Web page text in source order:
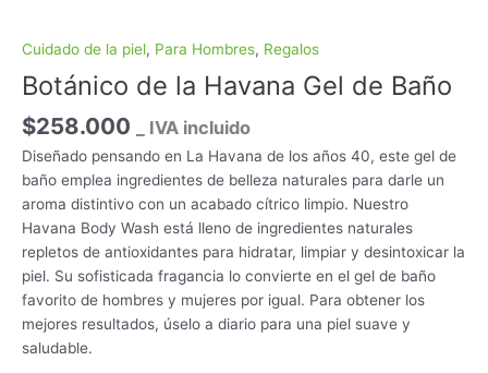
Cuidado de la piel, Para Hombres, Regalos
Botánico de la Havana Gel de Baño
$258.000 _ IVA incluido
Diseñado pensando en La Havana de los años 40, este gel de
baño emplea ingredientes de belleza naturales para darle un
aroma distintivo con un acabado cítrico limpio. Nuestro
Havana Body Wash está lleno de ingredientes naturales
repletos de antioxidantes para hidratar, limpiar y desintoxicar la
piel. Su sofisticada fragancia lo convierte en el gel de baño
favorito de hombres y mujeres por igual. Para obtener los
mejores resultados, úselo a diario para una piel suave y
saludable.
Baño
cantidad